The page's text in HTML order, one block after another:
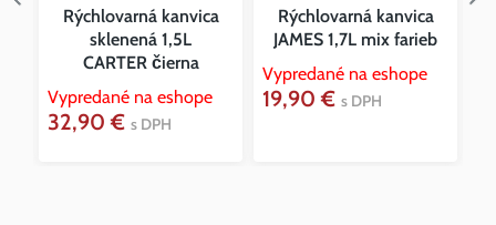
Rýchlovarná kanvica
sklenená 1,5L
CARTER čierna
Vypredané na eshope
32,90 € s DPH
Rýchlovarná kanvica
JAMES 1,7L mix farieb
Vypredané na eshope
19,90 € s DPH